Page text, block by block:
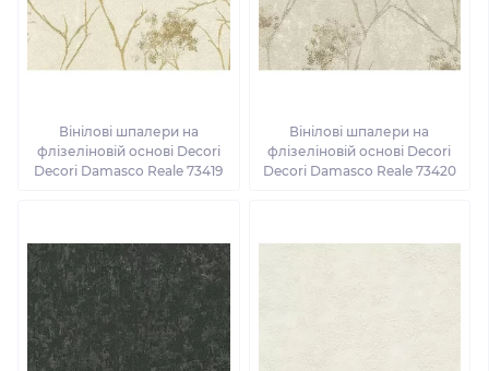
Вінілові шпалери на
флізеліновій основі Decori
Decori Damasco Reale 73419
Вінілові шпалери на
флізеліновій основі Decori
Decori Damasco Reale 73420